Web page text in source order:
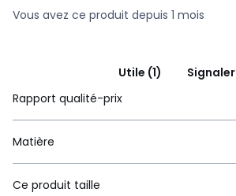
Vous avez ce produit depuis 1 mois
Utile (1)
Signaler
Rapport qualité-prix
Matière
Ce produit taille